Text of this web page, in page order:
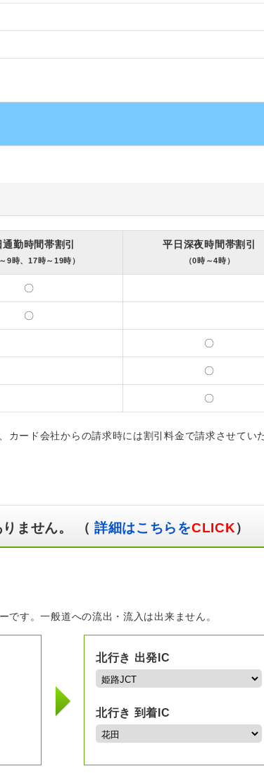
勤時間帯割引
9時、17時～19時）
平日深夜時間帯割引
（0時～4時）
〇
〇
〇
〇
〇
カード会社からの請求時には割引料金で請求させてい
ません。 （ 詳細はこちらをCLICK）
す。一般道への流出・流入は出来ません。
北行き 出発IC
北行き 到着IC